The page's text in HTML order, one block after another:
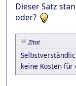
Dieser Satz
oder?
Zitat
keine Kosten